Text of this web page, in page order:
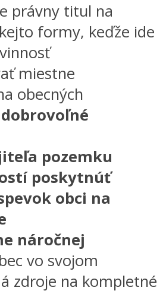
právny titul na
formy, keďže ide
miestne
obecných
dobrovoľné
pozemku
poskytnúť
obci na
náročnej
vo svojom
zdroje na kompletné